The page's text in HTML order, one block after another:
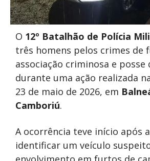
O 12º Batalhão de Polícia
três homens pelos crimes de
associação criminosa e posse
durante uma ação realizada
23 de maio de 2026, em
Camboriú.
A ocorrência teve início após
identificar um veículo